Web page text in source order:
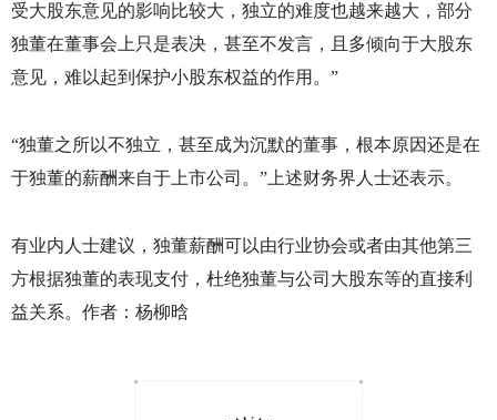
受大股东意见的影响比较大，独立的难度也越来越大，部分
独董在董事会上只是表决，甚至不发言，且多倾向于大股东
意见，难以起到保护小股东权益的作用。”
“独董之所以不独立，甚至成为沉默的董事，根本原因还是在
于独董的薪酬来自于上市公司。”上述财务界人士还表示。
有业内人士建议，独董薪酬可以由行业协会或者由其他第三
方根据独董的表现支付，杜绝独董与公司大股东等的直接利
益关系。作者：杨柳晗